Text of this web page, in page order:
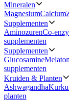
Mineralen
MagnesiumCalcium
Supplementen
AminozurenCo-
supplementen
Supplementen
Glucosamine
supplementen
Kruiden & Planten
Ashwagandha
planten